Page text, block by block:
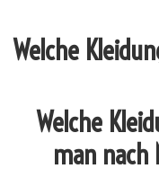
Welche
Welche
man nach